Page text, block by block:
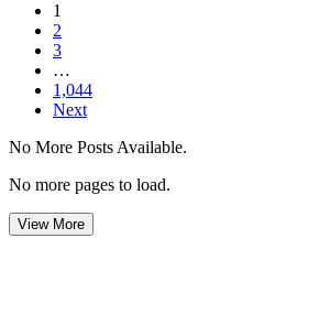
1
2
3
…
1,044
Next
No More Posts Available.
No more pages to load.
View More